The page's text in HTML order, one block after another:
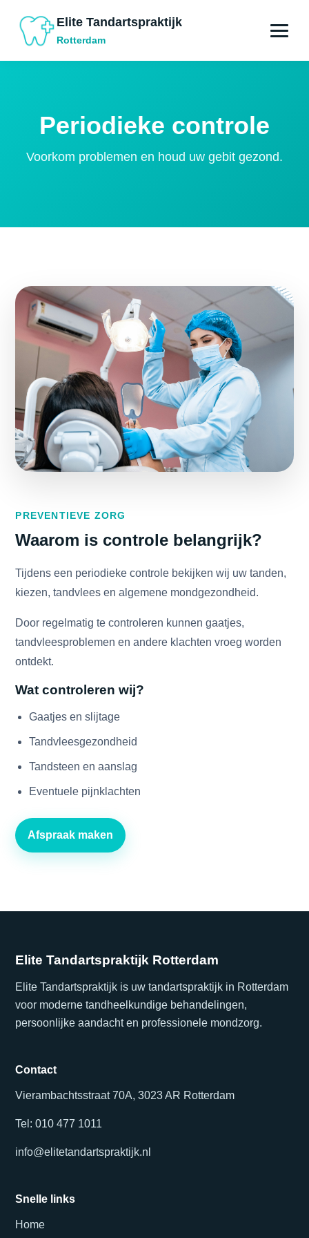
Elite Tandartspraktijk
Rotterdam
Periodieke controle
Voorkom problemen en houd uw gebit gezond.
PREVENTIEVE ZORG
Waarom is controle belangrijk?
Tijdens een periodieke controle bekijken wij uw tanden,
kiezen, tandvlees en algemene mondgezondheid.
Door regelmatig te controleren kunnen gaatjes,
tandvleesproblemen en andere klachten vroeg worden
ontdekt.
Wat controleren wij?
Gaatjes en slijtage
Tandvleesgezondheid
Tandsteen en aanslag
Eventuele pijnklachten
Afspraak maken
Elite Tandartspraktijk Rotterdam
Elite Tandartspraktijk is uw tandartspraktijk in Rotterdam
voor moderne tandheelkundige behandelingen,
persoonlijke aandacht en professionele mondzorg.
Contact
Vierambachtsstraat 70A, 3023 AR Rotterdam
Tel: 010 477 1011
info@elitetandartspraktijk.nl
Snelle links
Home